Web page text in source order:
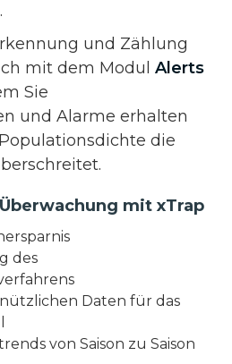
.
und Zählung
mit dem Modul Alerts
Sie
und Alarme erhalten
die
mit xTrap
des
Daten für das
von Saison zu Saison